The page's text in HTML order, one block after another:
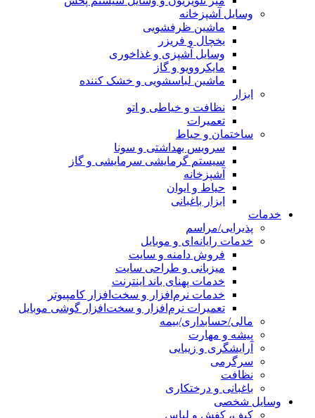
وسایل آشپزخانه
ماشین ظرفشویی
یخچال و فریزر
وسایل آشپزی و غذاخوری
مایکروویو و گاز
ماشین لباسشویی و خشک کننده
ابزار
نظافت و خیاطی و اتو
تعمیرات
ساختمان و حیاط
سرویس بهداشتی و سونا
سیستم گرمایشی سرمایشی و گاز
آشپزخانه
حیاط و ایوان
ابزار باغبانی
خدمات
پذیرایی/مراسم
خدمات رایانه‌ای و موبایل
فروش دامنه و سایت
میزبانی و طراحی سایت
خدمات پهنای باند اینترنت
خدمات نرم‌افزار و سخت‌افزار کامپیوتر
تعمیرات نرم‌افزار و سخت‌افزار گوشی موبایل
مالی/حسابداری/بیمه
پیشه و مهارت
آرایشگری و زیبایی
سرگرمی
نظافت
باغبانی و درختکاری
وسایل شخصی
کیف، کفش و لباس